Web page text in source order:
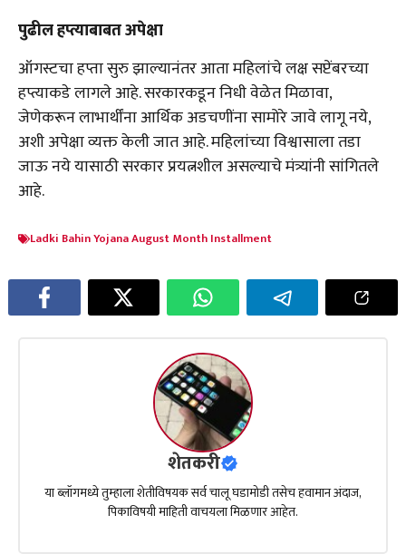
पुढील हप्त्याबाबत अपेक्षा
ऑगस्टचा हप्ता सुरु झाल्यानंतर आता महिलांचे लक्ष सप्टेंबरच्या
हप्त्याकडे लागले आहे. सरकारकडून निधी वेळेत मिळावा,
जेणेकरून लाभार्थींना आर्थिक अडचणींना सामोरे जावे लागू नये,
अशी अपेक्षा व्यक्त केली जात आहे. महिलांच्या विश्वासाला तडा
जाऊ नये यासाठी सरकार प्रयत्नशील असल्याचे मंत्र्यांनी सांगितले
आहे.
Ladki Bahin Yojana August Month Installment
शेतकरी
या ब्लॉगमध्ये तुम्हाला शेतीविषयक सर्व चालू घडामोडी तसेच हवामान अंदाज,
पिकाविषयी माहिती वाचयला मिळणार आहेत.